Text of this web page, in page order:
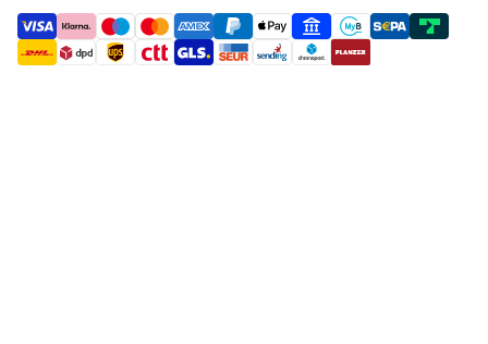
payment methods
shipment methods